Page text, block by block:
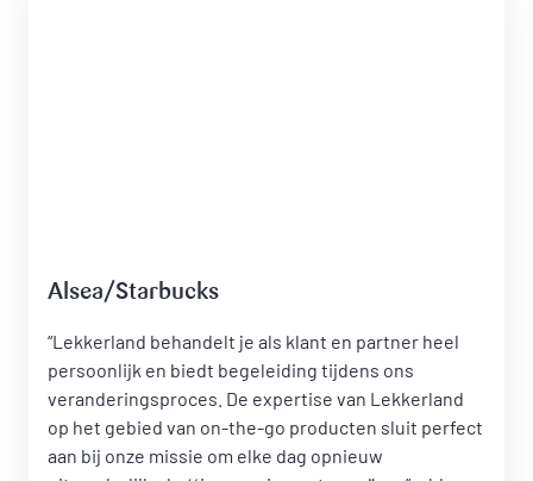
Alsea/Starbucks
“Lekkerland behandelt je als klant en partner heel
persoonlijk en biedt begeleiding tijdens ons
veranderingsproces. De expertise van Lekkerland
op het gebied van on-the-go producten sluit perfect
aan bij onze missie om elke dag opnieuw